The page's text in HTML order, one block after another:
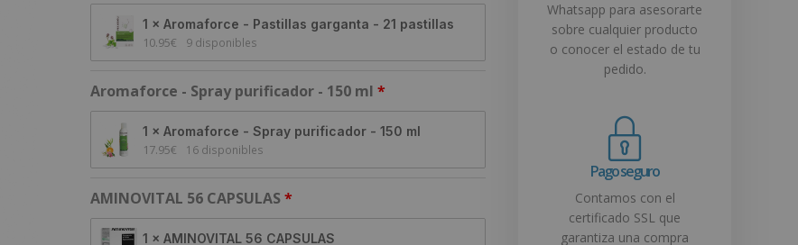
1 × Aromaforce - Pastillas garganta - 21 pastillas
10.95€ 9 disponibles
Aromaforce - Spray purificador - 150 ml
1 × Aromaforce - Spray purificador - 150 ml
17.95€ 16 disponibles
AMINOVITAL 56 CAPSULAS
1 × AMINOVITAL 56 CAPSULAS
Whatsapp para asesorarte
sobre cualquier producto
o conocer el estado de tu
pedido.
Pago seguro
Contamos con el
certificado SSL que
garantiza una compra